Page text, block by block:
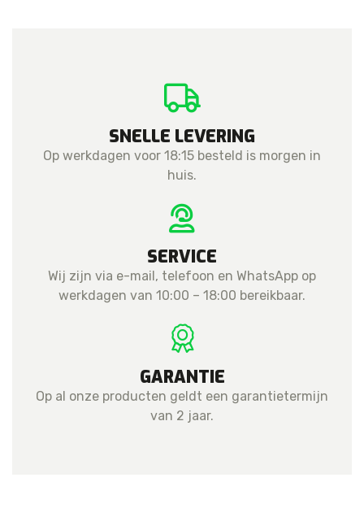
SNELLE LEVERING
Op werkdagen voor 18:15 besteld is morgen in
huis.
SERVICE
Wij zijn via e-mail, telefoon en WhatsApp op
werkdagen van 10:00 – 18:00 bereikbaar.
GARANTIE
Op al onze producten geldt een garantietermijn
van 2 jaar.